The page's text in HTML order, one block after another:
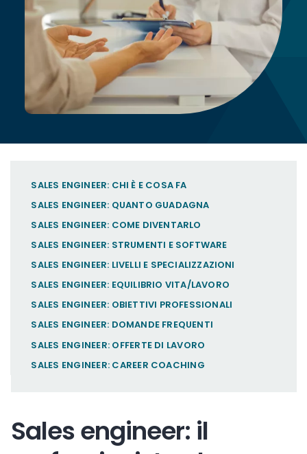
SALES ENGINEER: CHI È E COSA FA
SALES ENGINEER: QUANTO GUADAGNA
SALES ENGINEER: COME DIVENTARLO
SALES ENGINEER: STRUMENTI E SOFTWARE
SALES ENGINEER: LIVELLI E SPECIALIZZAZIONI
SALES ENGINEER: EQUILIBRIO VITA/LAVORO
SALES ENGINEER: OBIETTIVI PROFESSIONALI
SALES ENGINEER: DOMANDE FREQUENTI
SALES ENGINEER: OFFERTE DI LAVORO
SALES ENGINEER: CAREER COACHING
Sales engineer: il